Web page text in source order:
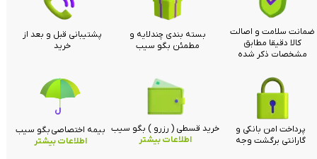
ضمانت سلامت و اصالت
کالا دقیقا مطابق
مشخصات ذکر شده
بسته بندی چندلایه و
مطمئن بگو سیب
پشتیبانی قبل و بعد از
خرید
خرید قسطی ( رزرو ) بگو سیب
اطلاعات بیشتر
پرداخت امن بانکی و
گارانتی برگشت وجه
بیمه اختصاصی بگو سیب
اطلاعات بیشتر